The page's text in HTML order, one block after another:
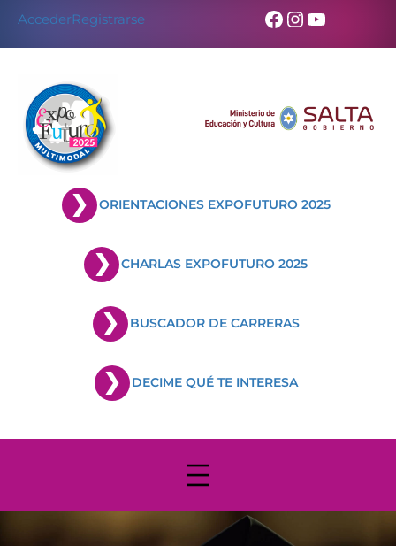
content
AccederRegistrarse Facebook
Instagram
YouTube
ORIENTACIONES EXPOFUTURO 2025
CHARLAS EXPOFUTURO 2025
BUSCADOR DE CARRERAS
DECIME QUÉ TE INTERESA